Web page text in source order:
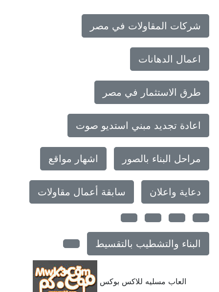
شركات المقاولات في مصر
اعمال الدهانات
طرق الاستثمار في مصر
اعادة تجديد مبني استديو صوت
مراحل البناء بالصور اشهار مواقع
دعاية واعلان سابقة أعمال مقاولات
البناء والتشطيب بالتقسيط
العاب مسليه للاكس بوكس